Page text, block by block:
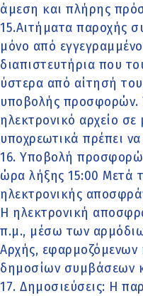
άμεση και πλήρης
15.Αιτήματα παροχής
μόνο από
διαπιστευτήρια που
ύστερα από αίτησή
υποβολής προσφορών.
ηλεκτρονικό αρχείο
υποχρεωτικά πρέπει
16. Υποβολή
ώρα λήξης 15:00 Μετά
ηλεκτρονικής
Η ηλεκτρονική
π.μ., μέσω των
Αρχής, εφαρμοζόμενων
δημοσίων συμβάσεων
17. Δημοσιεύσεις: Η